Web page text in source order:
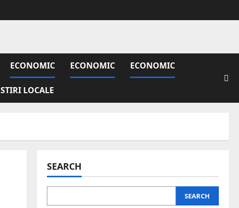
ECONOMIC ECONOMIC ECONOMIC
STIRI LOCALE
SEARCH
SEARCH